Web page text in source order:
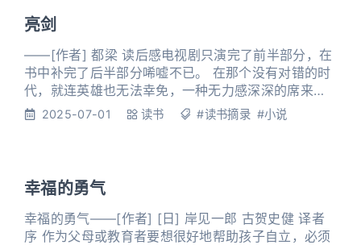
瞄着你的头，那么现在，你已经像一条死狗一样趴在
地上。但是我没
亮剑
——[作者] 都梁 读后感电视剧只演完了前半部分，在
书中补完了后半部分唏嘘不已。 在那个没有对错的时
代，就连英雄也无法幸免，一种无力感深深的席来。
我们民族在近代遭受了太多苦难，和平来之不易，愿
口，一旦敌人的稳定性被破坏，而后的任务就是把它
彻底击溃。赵刚想，这
2025-07-01 读书 #读书摘录 #小说
幸福的勇气
幸福的勇气——[作者] [日] 岸见一郎 古贺史健 译者
序 作为父母或教育者要想很好地帮助孩子自立，必须